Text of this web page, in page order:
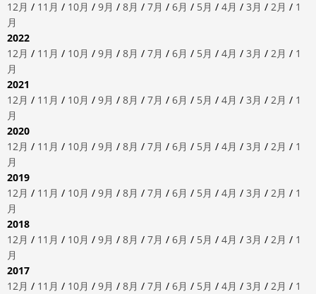
12月 / 11月 / 10月 / 9月 / 8月 / 7月 / 6月 / 5月 / 4月 / 3月 / 2月 / 1
月
2022
12月 / 11月 / 10月 / 9月 / 8月 / 7月 / 6月 / 5月 / 4月 / 3月 / 2月 / 1
月
2021
12月 / 11月 / 10月 / 9月 / 8月 / 7月 / 6月 / 5月 / 4月 / 3月 / 2月 / 1
月
2020
12月 / 11月 / 10月 / 9月 / 8月 / 7月 / 6月 / 5月 / 4月 / 3月 / 2月 / 1
月
2019
12月 / 11月 / 10月 / 9月 / 8月 / 7月 / 6月 / 5月 / 4月 / 3月 / 2月 / 1
月
2018
12月 / 11月 / 10月 / 9月 / 8月 / 7月 / 6月 / 5月 / 4月 / 3月 / 2月 / 1
月
2017
12月 / 11月 / 10月 / 9月 / 8月 / 7月 / 6月 / 5月 / 4月 / 3月 / 2月 / 1